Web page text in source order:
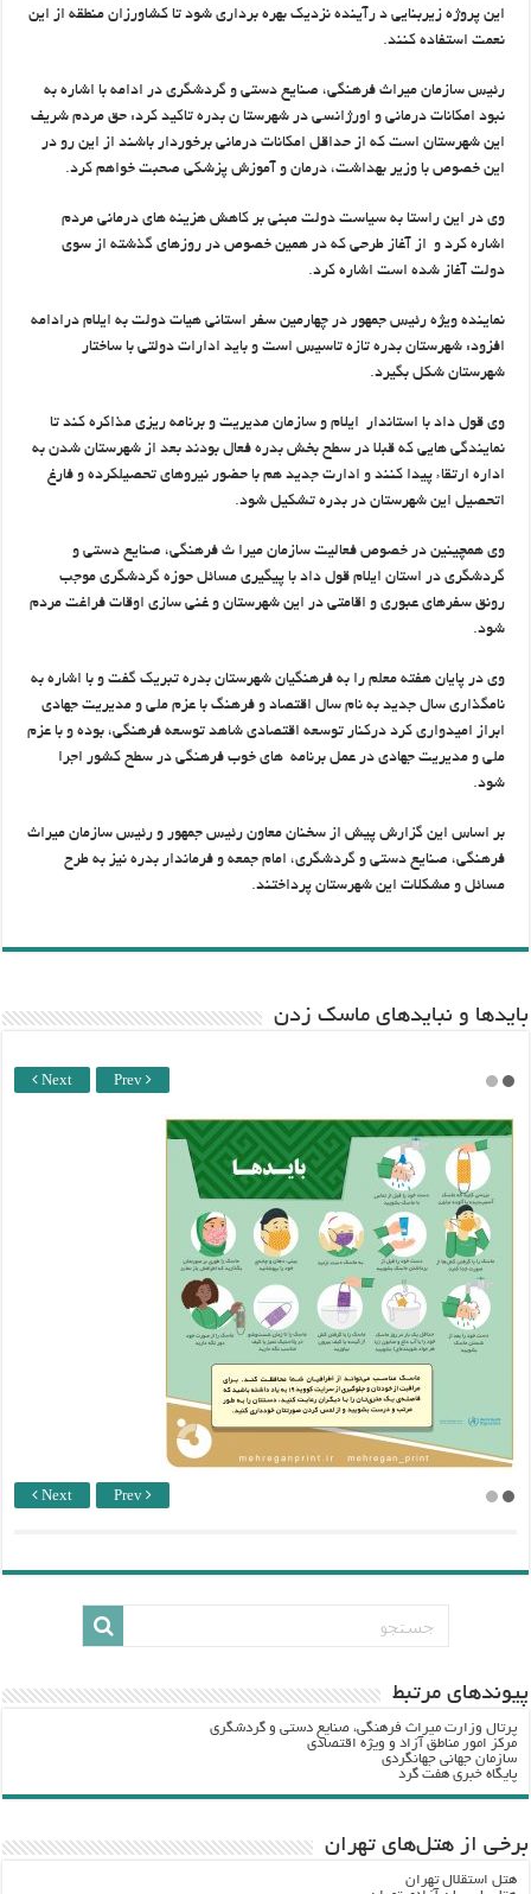
این پروژه زیربنایی د رآینده نزدیک بهره برداری شود تا کشاورزان منطقه از این
نعمت استفاده کنند.
رئیس سازمان میراث فرهنگی، صنایع دستی و گردشگری در ادامه با اشاره به
نبود امکانات درمانی و اورژانسی در شهرستا ن بدره تاکید کرد: حق مردم شریف
این شهرستان است که از حداقل امکانات درمانی برخوردار باشند از این رو در
این خصوص با وزیر بهداشت، درمان و آموزش پزشکی صحبت خواهم کرد.
وی در این راستا به سیاست دولت مبنی بر کاهش هزینه های درمانی مردم
اشاره کرد و از آغاز طرحی که در همین خصوص در روزهای گذشته از سوی
دولت آغاز شده است اشاره کرد.
نماینده ویژه رئیس جمهور در چهارمین سفر استانی هیات دولت به ایلام درادامه
افزود: شهرستان بدره تازه تاسیس است و باید ادارات دولتی با ساختار
شهرستان شکل بگیرد.
وی قول داد با استاندار ایلام و سازمان مدیریت و برنامه ریزی مذاکره کند تا
نمایندگی هایی که قبلا در سطح بخش بدره فعال بودند بعد از شهرستان شدن به
اداره ارتقاء پیدا کنند و ادارت جدید هم با حضور نیروهای تحصیلکرده و فارغ
اتحصیل این شهرستان در بدره تشکیل شود.
وی همچینین در خصوص فعالیت سازمان میرا ث فرهنگی، صنایع دستی و
گردشگری در استان ایلام قول داد با پیگیری مسائل حوزه گردشگری موجب
رونق سفرهای عبوری و اقامتی در این شهرستان و غنی سازی اوقات فراغت مردم
شود.
وی در پایان هفته معلم را به فرهنگیان شهرستان بدره تبریک گفت و با اشاره به
نامگذاری سال جدید به نام سال اقتصاد و فرهنگ با عزم ملی و مدیریت جهادی
ابراز امیدواری کرد درکنار توسعه اقتصادی شاهد توسعه فرهنگی، بوده و با عزم
ملی و مدیریت جهادی در عمل برنامه های خوب فرهنگی در سطح کشور اجرا
شود.
بر اساس این گزارش پیش از سخنان معاون رئیس جمهور و رئیس سازمان میراث
فرهنگی، صنایع دستی و گردشگری، امام جمعه و فرماندار بدره نیز به طرح
مسائل و مشکلات این شهرستان پرداختند.
باید‌ها و نبایدهای ماسک زدن
Next Prev
Next Prev
پيوندهاي مرتبط
پرتال وزارت ميراث فرهنگي، صنایع دستی و گردشگري
مرکز امور مناطق آزاد و ویژه اقتصادی
سازمان جهانی جهانگردی
پایگاه خبری هفت گرد
برخی از هتل‌های تهران
هتل استقلال تهران